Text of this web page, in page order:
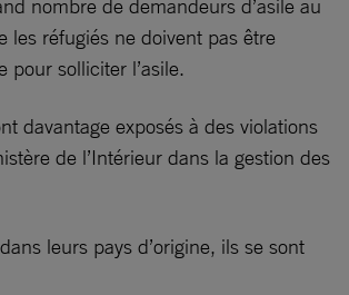
nombre de demandeurs d’asile au
les réfugiés ne doivent pas être
pour solliciter l’asile.
davantage exposés à des violations
de l’Intérieur dans la gestion des
leurs pays d’origine, ils se sont